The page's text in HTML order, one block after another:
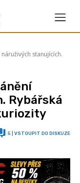
stanujících.
Rybářská
5 | VSTOUPIT DO DISKUZE